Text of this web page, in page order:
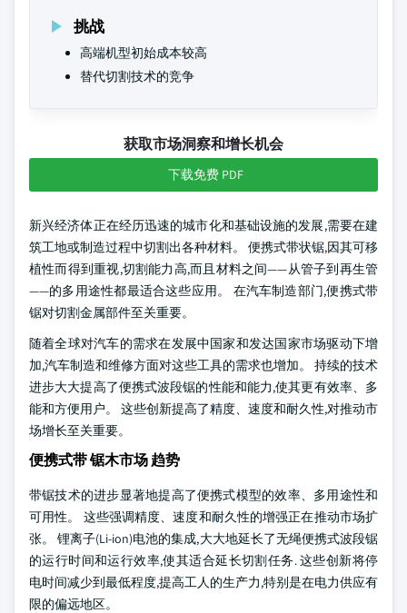
挑战
高端机型初始成本较高
替代切割技术的竞争
获取市场洞察和增长机会
下载免费 PDF
新兴经济体正在经历迅速的城市化和基础设施的发展,需要在建
筑工地或制造过程中切割出各种材料。 便携式带状锯,因其可移
植性而得到重视,切割能力高,而且材料之间——从管子到再生管
——的多用途性都最适合这些应用。 在汽车制造部门,便携式带
锯对切割金属部件至关重要。
随着全球对汽车的需求在发展中国家和发达国家市场驱动下增
加,汽车制造和维修方面对这些工具的需求也增加。 持续的技术
进步大大提高了便携式波段锯的性能和能力,使其更有效率、多
能和方便用户。 这些创新提高了精度、速度和耐久性,对推动市
场增长至关重要。
便携式带 锯木市场 趋势
带锯技术的进步显著地提高了便携式模型的效率、多用途性和
可用性。 这些强调精度、速度和耐久性的增强正在推动市场扩
张。 锂离子(Li-ion)电池的集成,大大地延长了无绳便携式波段锯
的运行时间和运行效率,使其适合延长切割任务. 这些创新将停
电时间减少到最低程度,提高工人的生产力,特别是在电力供应有
限的偏远地区。